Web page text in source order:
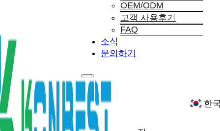
OEM/ODM
고객 사용후기
FAQ
소식
문의하기
한